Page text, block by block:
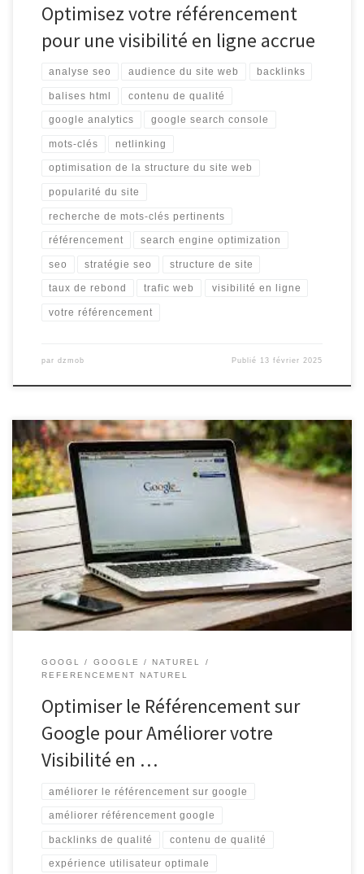
Optimisez votre référencement
pour une visibilité en ligne accrue
analyse seo audience du site web backlinks
balises html contenu de qualité
google analytics google search console
mots-clés netlinking
optimisation de la structure du site web
popularité du site
recherche de mots-clés pertinents
référencement search engine optimization
seo stratégie seo structure de site
taux de rebond trafic web visibilité en ligne
votre référencement
par dzmob Publié 13 février 2025
Améliorer le Référencement sur Google Améliorer le
Référencement sur Google Lorsqu’il s’agit de promouvoir votre
site web et d’attirer plus de visiteurs, le référencement sur Google
est essentiel. Voici quelques conseils pour améliorer votre
positionnement sur ce moteur de recherche populaire : Contenu
de Qualité Google valorise les sites qui […]
GOOGL GOOGLE
NATUREL
REFERENCEMENT NATUREL
Optimiser le Référencement sur
Google pour Améliorer votre
Visibilité en …
améliorer le référencement sur google
améliorer référencement google
backlinks de qualité contenu de qualité
expérience utilisateur optimale